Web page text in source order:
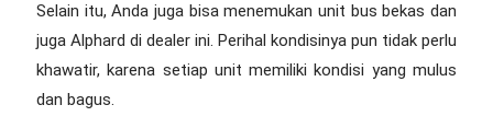
Selain itu, Anda juga bisa menemukan unit bus bekas dan
juga Alphard di dealer ini. Perihal kondisinya pun tidak perlu
khawatir, karena setiap unit memiliki kondisi yang mulus
dan bagus.